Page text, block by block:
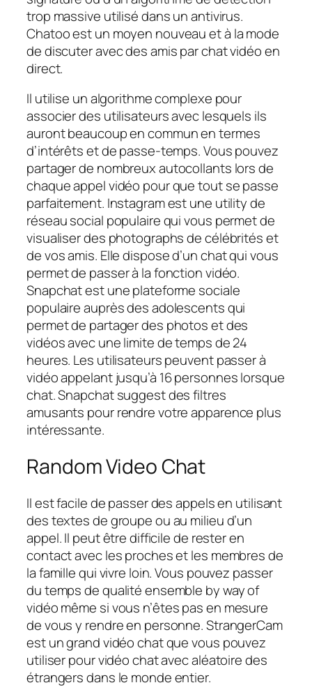
trop massive utilisé dans un antivirus.
Chatoo est un moyen nouveau et à la mode
de discuter avec des amis par chat vidéo en
direct.
Il utilise un algorithme complexe pour
associer des utilisateurs avec lesquels ils
auront beaucoup en commun en termes
d’intérêts et de passe-temps. Vous pouvez
partager de nombreux autocollants lors de
chaque appel vidéo pour que tout se passe
parfaitement. Instagram est une utility de
réseau social populaire qui vous permet de
visualiser des photographs de célébrités et
de vos amis. Elle dispose d’un chat qui vous
permet de passer à la fonction vidéo.
Snapchat est une plateforme sociale
populaire auprès des adolescents qui
permet de partager des photos et des
vidéos avec une limite de temps de 24
heures. Les utilisateurs peuvent passer à
vidéo appelant jusqu’à 16 personnes lorsque
chat. Snapchat suggest des filtres
amusants pour rendre votre apparence plus
intéressante.
Random Video Chat
Il est facile de passer des appels en utilisant
des textes de groupe ou au milieu d’un
appel. Il peut être difficile de rester en
contact avec les proches et les membres de
la famille qui vivre loin. Vous pouvez passer
du temps de qualité ensemble by way of
vidéo même si vous n’êtes pas en mesure
de vous y rendre en personne. StrangerCam
est un grand vidéo chat que vous pouvez
utiliser pour vidéo chat avec aléatoire des
étrangers dans le monde entier.